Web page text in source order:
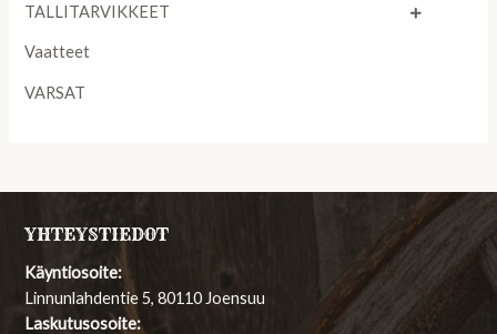
TALLITARVIKKEET
Vaatteet
VARSAT
YHTEYSTIEDOT
Käyntiosoite:
Linnunlahdentie 5, 80110 Joensuu
Laskutusosoite: